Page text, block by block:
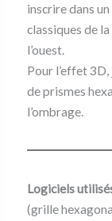
inscrire dans
classiques de
l’ouest.
Pour l’effet
de prismes
l’ombrage.
Logiciels
(grille